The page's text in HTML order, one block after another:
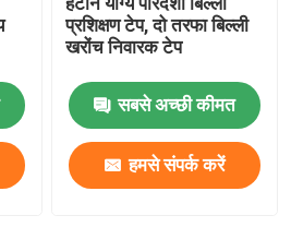
मास्किंग टेप
प्रशिक्षण टेप, दो तरफा बिल्ली
खरोंच निवारक टेप
सबसे अच्छी कीमत
हमसे संपर्क करें